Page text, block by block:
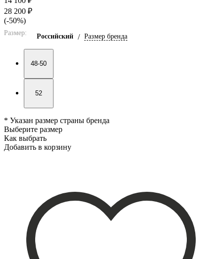
28 200 ₽
(-50%)
Размер: Российский / Размер бренда
48-50
52
* Указан размер страны бренда
Выберите размер
Как выбрать
Добавить в корзину